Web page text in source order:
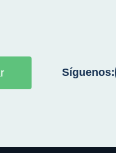
Síguenos: